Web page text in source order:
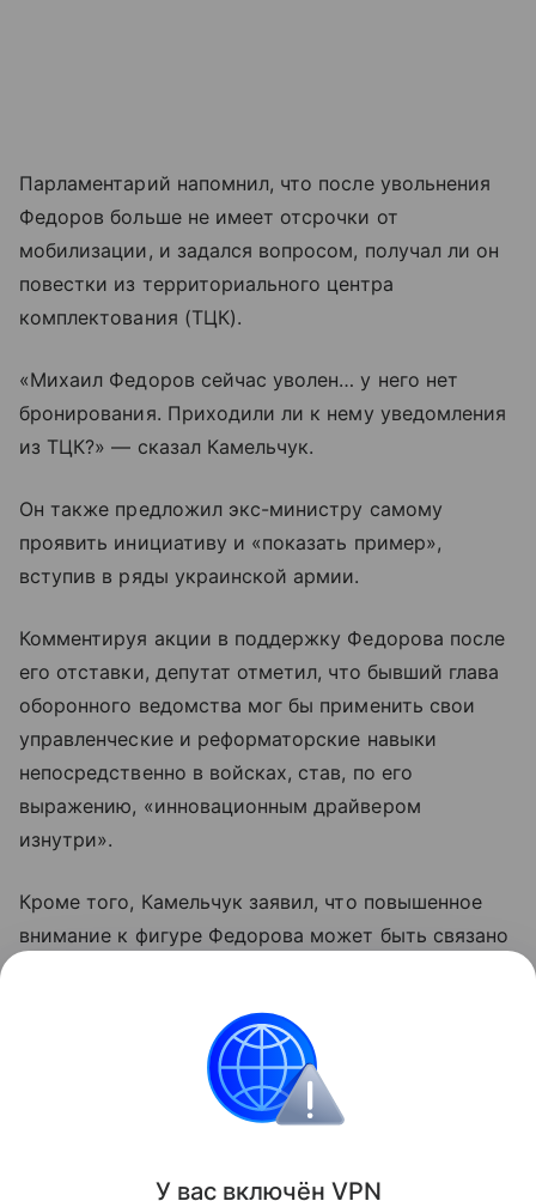
Парламентарий напомнил, что после увольнения
Федоров больше не имеет отсрочки от
мобилизации, и задался вопросом, получал ли он
повестки из территориального центра
комплектования (ТЦК).
«Михаил Федоров сейчас уволен… у него нет
бронирования. Приходили ли к нему уведомления
из ТЦК?» — сказал Камельчук.
Он также предложил экс-министру самому
проявить инициативу и «показать пример»,
вступив в ряды украинской армии.
Комментируя акции в поддержку Федорова после
его отставки, депутат отметил, что бывший глава
оборонного ведомства мог бы применить свои
управленческие и реформаторские навыки
непосредственно в войсках, став, по его
выражению, «инновационным драйвером
изнутри».
Кроме того, Камельчук заявил, что повышенное
внимание к фигуре Федорова может быть связано
могут участвовать и западные структуры.
Верховная Рада
Поделиться
У вас включён VPN